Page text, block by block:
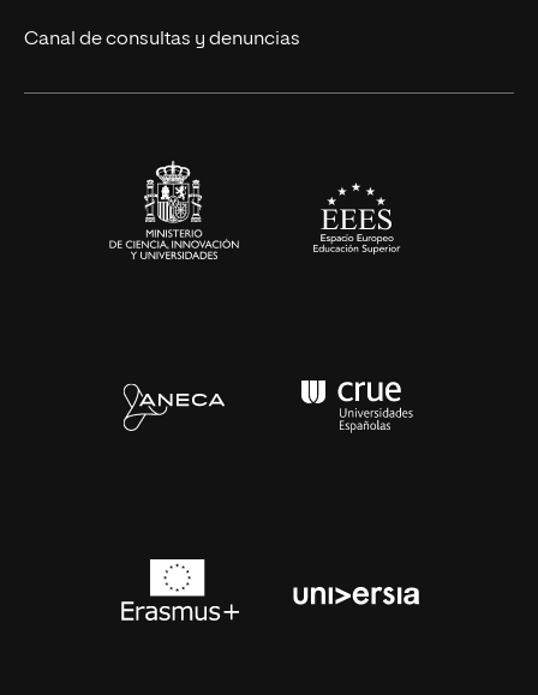
Eventos
Canal de consultas y denuncias